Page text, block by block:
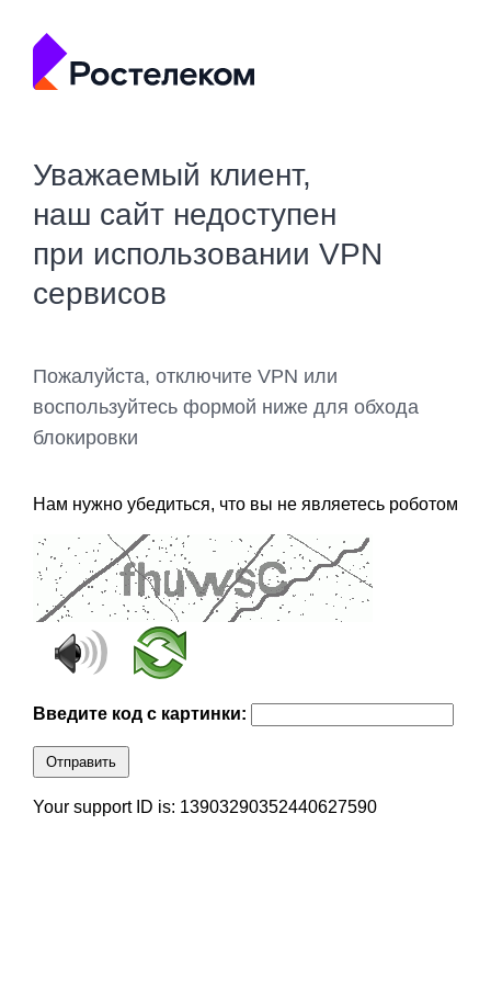
Уважаемый клиент,
наш сайт недоступен
при использовании VPN
сервисов
Пожалуйста, отключите VPN или
воспользуйтесь формой ниже для обхода
блокировки
Нам нужно убедиться, что вы не являетесь роботом
Введите код с картинки:
Отправить
Your support ID is: 13903290352440627590